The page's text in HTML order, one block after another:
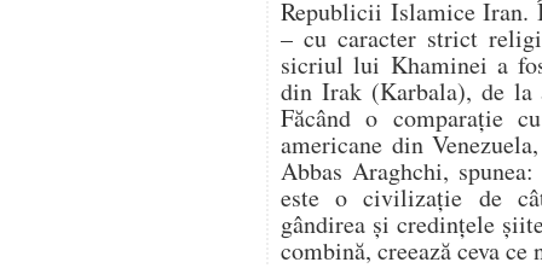
Republicii Islamice Iran.
– cu caracter strict
sicriul lui Khaminei a
din Irak (Karbala), de
Făcând o comparație
americane din
Abbas Araghchi,
este o civilizație de
gândirea și credințele
combină, creează ceva